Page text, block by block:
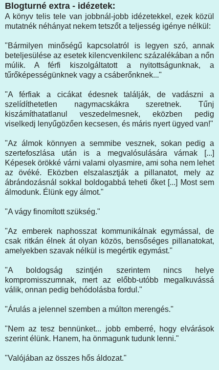
Blogturné extra - idézetek:
A könyv telis tele van jobbnál-jobb idézetekkel, ezek közül
mutatnék néhányat nekem tetszőt a teljesség igénye nélkül:
"Bármilyen minőségű kapcsolatról is legyen szó, annak
beteljesülése az esetek kilencvenkilenc százalékában a nőn
múlik. A férfi kiszolgáltatott a nyitottságunknak, a
tűrőképességünknek vagy a csáberőnknek..."
"A férfiak a cicákat édesnek találják, de vadászni a
szelídíthetetlen nagymacskákra szeretnek. Tűnj
kiszámíthatatlanul veszedelmesnek, eközben pedig
viselkedj lenyűgözően kecsesen, és máris nyert ügyed van!"
"Az álmok könnyen a semmibe vesznek, sokan pedig a
szertefoszlása után is a megvalósulására várnak [...]
Képesek örökké várni valami olyasmire, ami soha nem lehet
az övéké. Eközben elszalasztják a pillanatot, mely az
ábrándozásnál sokkal boldogabbá teheti őket [...] Most sem
álmodunk. Élünk egy álmot."
"A vágy finomított szükség."
"Az emberek naphosszat kommunikálnak egymással, de
csak ritkán élnek át olyan közös, bensőséges pillanatokat,
amelyekben szavak nélkül is megértik egymást."
"A boldogság szintjén szerintem nincs helye
kompromisszumnak, mert az előbb-utóbb megalkuvássá
válik, onnan pedig behódolásba fordul."
"Árulás a jelennel szemben a múlton merengés."
"Nem az tesz bennünket... jobb emberré, hogy elvárások
szerint élünk. Hanem, ha önmagunk tudunk lenni."
"Valójában az összes hős áldozat."